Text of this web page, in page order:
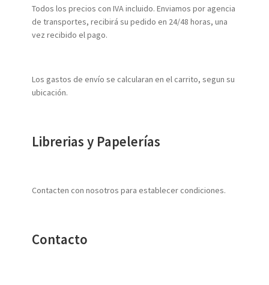
Todos los precios con IVA incluido. Enviamos por agencia
de transportes, recibirá su pedido en 24/48 horas, una
vez recibido el pago.
Los gastos de envío se calcularan en el carrito, segun su
ubicación.
Librerias y Papelerías
Contacten con nosotros para establecer condiciones.
Contacto